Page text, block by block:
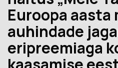
Euroopa aasta
auhindade
eripreemiaga